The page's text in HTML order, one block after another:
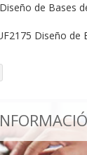
de Bases
Diseño de